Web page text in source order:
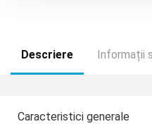
Descriere Informații
Caracteristici generale